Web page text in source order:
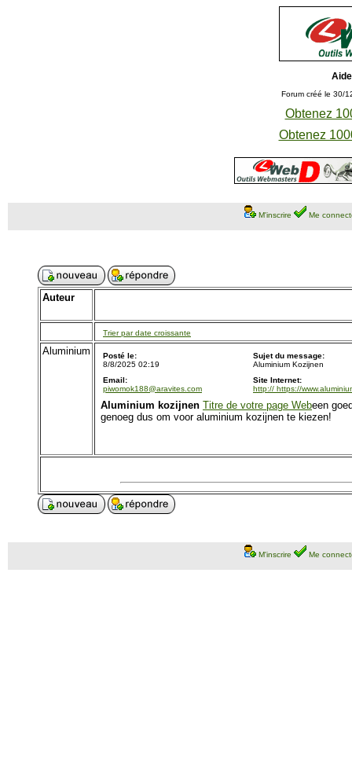
Forum créé le 30/
Obtenez
Obtenez
M'inscrire Me
Auteur
Trier par date croissante
Aluminium
Posté le:
8/8/2025 02:19
Sujet du message:
Aluminium Kozijnen
Email:
piwomok188@aravites.com
Site Internet:
http:// https://
Aluminium kozijnen Titre de votre page Webeen
genoeg dus om voor aluminium kozijnen te kiezen!
M'inscrire Me